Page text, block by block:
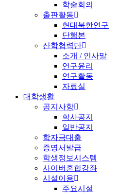
학술회의
출판활동
현대북한연구
단행본
산학협력단
소개 / 인사말
연구윤리
연구활동
자료실
대학생활
공지사항
학사공지
일반공지
학자금대출
증명서발급
학생정보시스템
사이버혼합강좌
시설이용
주요시설